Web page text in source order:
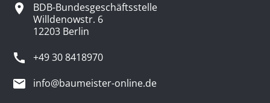
BDB-Bundesgeschäftsstelle
Willdenowstr. 6
12203 Berlin
+49 30 8418970
info@baumeister-online.de